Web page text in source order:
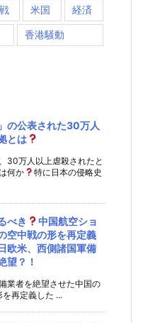
米国 経済
香港騒動
の公表された30万人
とは
30万人以上虐殺されたと
何か
特に日本の侵略史
べき
中国航空ショ
空中戦の形を再定義
欧米、西側諸国軍備
望？！
業者を絶望させた中国の
再定義した ...